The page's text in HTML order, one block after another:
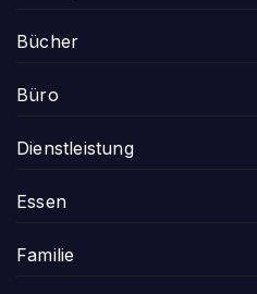
Bücher
Büro
Dienstleistung
Essen
Familie